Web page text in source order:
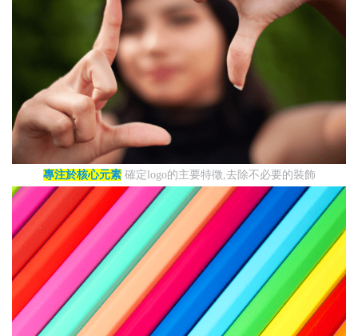
專注於核心元素確定logo的主要特徵,去除不必要的裝飾